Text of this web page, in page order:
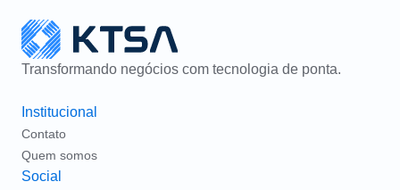
Transformando negócios com tecnologia de ponta.
Institucional
Contato
Quem somos
Social